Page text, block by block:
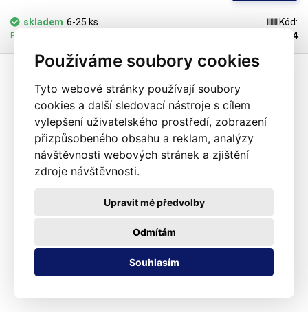
Používáme soubory cookies
Tyto webové stránky používají soubory
cookies a další sledovací nástroje s cílem
vylepšení uživatelského prostředí, zobrazení
přizpůsobeného obsahu a reklam, analýzy
návštěvnosti webových stránek a zjištění
zdroje návštěvnosti.
Souhlasím
Odmítám
Upravit mé předvolby
skladem 6-25 ks
Pozítří 11.08.2026 může být u Vás
Kód:
100644